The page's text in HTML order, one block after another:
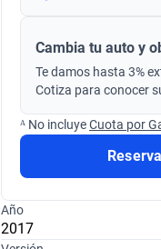
Cambia tu auto y
Te damos hasta 3%
Cotiza para conocer
ᴬ No incluyeCuota por
Año
2017